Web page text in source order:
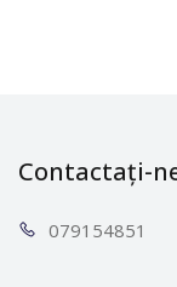
Contactați-
0791 54851